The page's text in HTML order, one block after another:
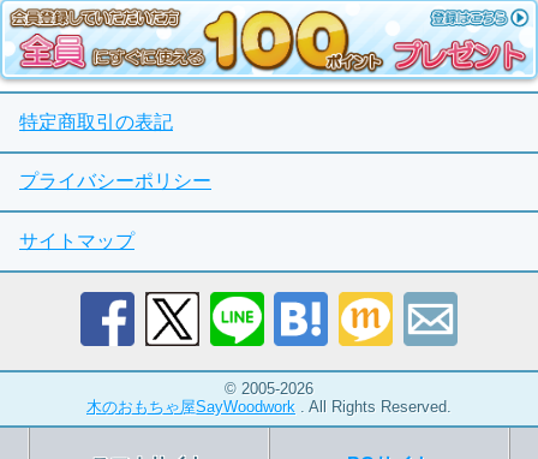
特定商取引の表記
プライバシーポリシー
サイトマップ
© 2005-2026
木のおもちゃ屋SayWoodwork . All Rights Reserved.